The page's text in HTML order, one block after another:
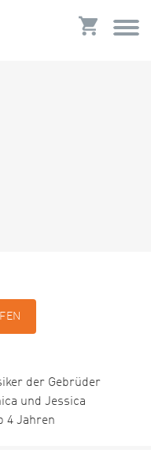
der Gebrüder
und Jessica
4 Jahren